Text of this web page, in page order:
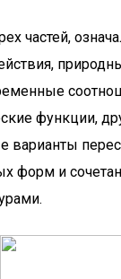
частей,
функции,
варианты
форм и